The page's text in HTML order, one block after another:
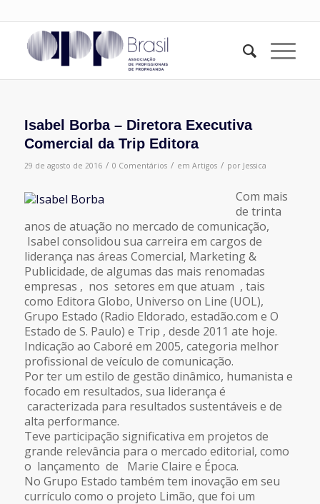
Isabel Borba – Diretora Executiva
Comercial da Trip Editora
29 de agosto de 2016 / 0 Comentários / em Artigos / por Jessica
Com mais
de trinta
anos de atuação no mercado de comunicação,
Isabel consolidou sua carreira em cargos de
liderança nas áreas Comercial, Marketing &
Publicidade, de algumas das mais renomadas
empresas , nos setores em que atuam , tais
como Editora Globo, Universo on Line (UOL),
Grupo Estado (Radio Eldorado, estadão.com e O
Estado de S. Paulo) e Trip , desde 2011 ate hoje.
Indicação ao Caboré em 2005, categoria melhor
profissional de veículo de comunicação.
Por ter um estilo de gestão dinâmico, humanista e
focado em resultados, sua liderança é
caracterizada para resultados sustentáveis e de
alta performance.
Teve participação significativa em projetos de
grande relevância para o mercado editorial, como
o lançamento de Marie Claire e Época.
No Grupo Estado também tem inovação em seu
currículo como o projeto Limão, que foi um